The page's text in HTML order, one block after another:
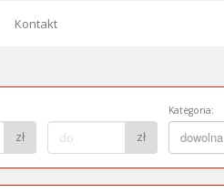
Kontakt
zł
do:
zł
Kategoria:
dowolna
Kategoria: